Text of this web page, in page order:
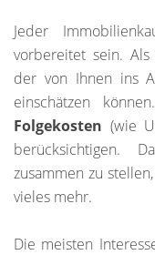
Jeder
vorbereitet sein.
der von Ihnen ins
einschätzen
Folgekosten (wie
berücksichtigen.
zusammen zu
vieles mehr.
Die meisten